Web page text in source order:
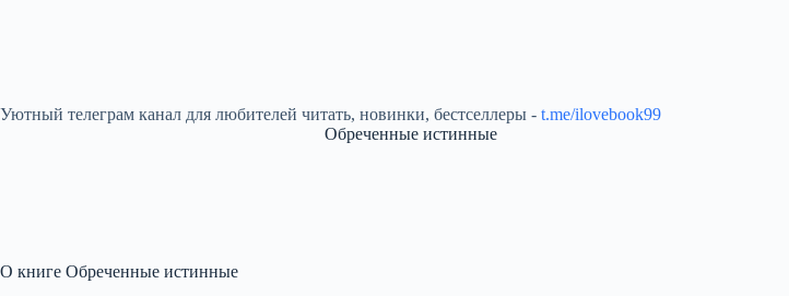
Уютный телеграм канал для любителей читать, новинки, бестселлеры - t.me/ilovebook99
Обреченные истинные
О книге Обреченные истинные